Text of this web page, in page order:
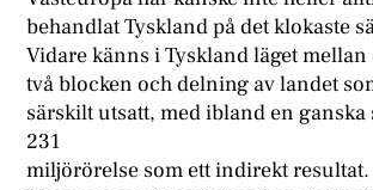
behandlat Tyskland på det klokaste
Vidare känns i Tyskland läget mellan
två blocken och delning av landet
särskilt utsatt, med ibland en ganska
231
miljörörelse som ett indirekt resultat.